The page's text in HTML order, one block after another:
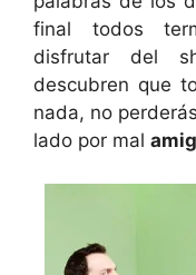
final todos
disfrutar del
descubren que
nada, no
lado por mal